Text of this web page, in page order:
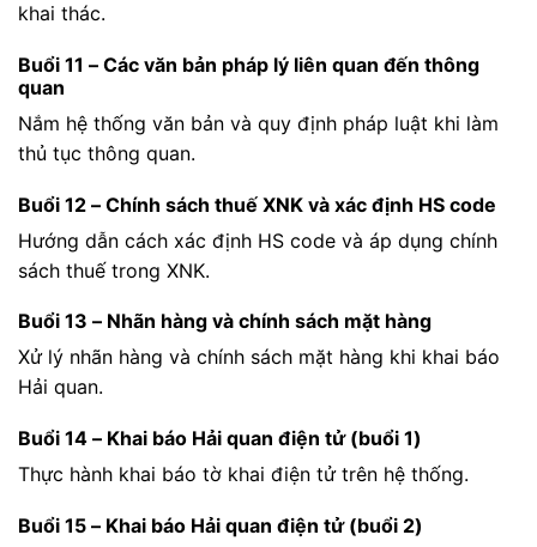
khai thác.
Buổi 11 – Các văn bản pháp lý liên quan đến thông
quan
Nắm hệ thống văn bản và quy định pháp luật khi làm
thủ tục thông quan.
Buổi 12 – Chính sách thuế XNK và xác định HS code
Hướng dẫn cách xác định HS code và áp dụng chính
sách thuế trong XNK.
Buổi 13 – Nhãn hàng và chính sách mặt hàng
Xử lý nhãn hàng và chính sách mặt hàng khi khai báo
Hải quan.
Buổi 14 – Khai báo Hải quan điện tử (buổi 1)
Thực hành khai báo tờ khai điện tử trên hệ thống.
Buổi 15 – Khai báo Hải quan điện tử (buổi 2)